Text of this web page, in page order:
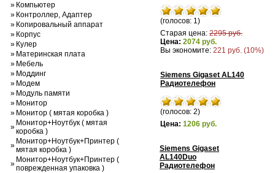
» Компьютер
» Контроллер, Адаптер
» Копировальный аппарат
» Корпус
» Кулер
» Материнская плата
» Мебель
» Моддинг
» Модем
» Модуль памяти
» Монитор
» Монитор ( мятая коробка )
» Монитор+Ноутбук ( мятая
коробка )
» Монитор+Ноутбук+Принтер (
мятая коробка )
» Монитор+Ноутбук+Принтер (
поврежденная упаковка )
(голосов: 1)
Старая цена: 2295 руб.
Цена: 2074 руб.
Вы экономите: 221 руб. (10%)
Siemens Gigaset AL140
Радиотелефон
(голосов: 2)
Цена: 1206 руб.
Siemens Gigaset
AL140Duo
Радиотелефон